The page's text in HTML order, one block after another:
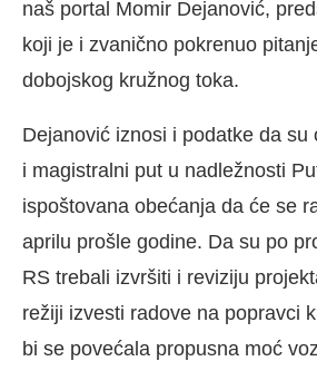
naš portal Momir Dejanović,
koji je i zvanično pokrenuo
dobojskog kružnog toka.
Dejanović iznosi i podatke da su
i magistralni put u nadležnosti
ispoštovana obećanja da će se
aprilu prošle godine. Da su po
RS trebali izvršiti i reviziju
režiji izvesti radove na popravci
bi se povećala propusna moć